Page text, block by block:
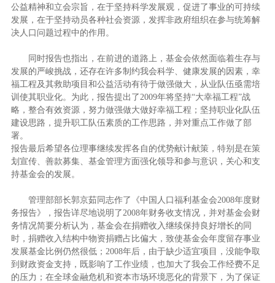
公益精神和立会宗旨，在于坚持科学发展观，促进了事业的可持续
发展，在于坚持动员各种社会资源，发挥非政府组织在参与统筹解
决人口问题过程中的作用。
同时报告也指出，在前进的道路上，基金会依然面临着生存与
发展的严峻挑战，还存在许多制约我会科学、健康发展的因素，幸
福工程及其救助项目和公益活动有待于做强做大，从业队伍亟需培
训使其职业化。为此，报告提出了2009年将坚持“大幸福工程”战
略，整合有效资源，努力做强做大做好幸福工程；坚持职业化队伍
建设思路，提升职工队伍素质的工作思路，并对重点工作做了部
署。
报告最后希望各位理事继续发挥各自的优势献计献策，特别是在策
划宣传、善款募集、基金管理方面强化领导和参与意识，关心和支
持基金会的发展。
管理部部长郭京茹同志作了《中国人口福利基金会2008年度财
务报告》，报告详尽地说明了2008年财务收支情况，并对基金会财
务情况简要分析认为，基金会在捐赠收入继续保持良好增长的同
时，捐赠收入结构中物资捐赠占比偏大，致使基金会年度留存事业
发展基金比例仍然很低；2008年后，由于缺少适宜项目，没能争取
到财政资金支持，既影响了工作业绩，也加大了我会工作经费不足
的压力；在全球金融危机和资本市场环境恶化的背景下，为了保证